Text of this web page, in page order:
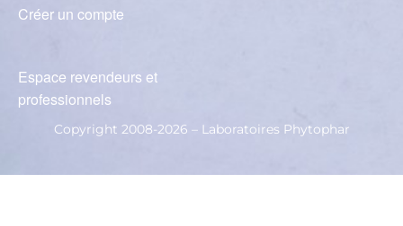
Créer un compte
Espace revendeurs et
professionnels
Copyright 2008-2026 – Laboratoires Phytophar